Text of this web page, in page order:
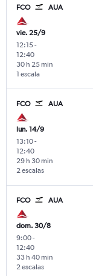
FCO AUA
vie. 25/9
12:15-
12:40
1 escala
30 h 25 min
FCO AUA
lun. 14/9
13:10-
12:40
2 escalas
29 h 30 min
FCO AUA
dom. 30/8
9:00-
12:40
2 escalas
33 h 40 min